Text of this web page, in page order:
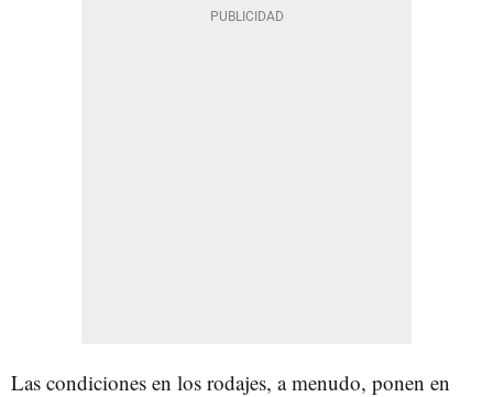
Las condiciones en los rodajes, a menudo, ponen en